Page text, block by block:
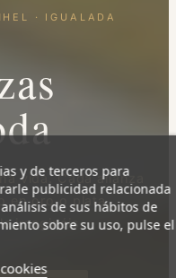
· IGUALADA
vida. Cada alianza
en oro o plata,
imaginéis.
y de terceros para
publicidad relacionada
de sus hábitos de
sobre su uso, pulse el